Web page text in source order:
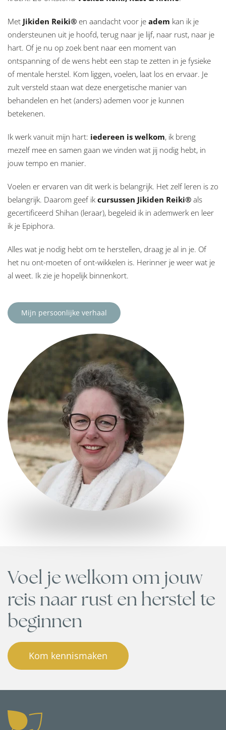
Met Jikiden Reiki® en aandacht voor je adem kan ik je
ondersteunen uit je hoofd, terug naar je lijf, naar rust, naar je
hart. Of je nu op zoek bent naar een moment van
ontspanning of de wens hebt een stap te zetten in je fysieke
of mentale herstel. Kom liggen, voelen, laat los en ervaar. Je
zult versteld staan wat deze energetische manier van
behandelen en het (anders) ademen voor je kunnen
betekenen.
Ik werk vanuit mijn hart: iedereen is welkom, ik breng
mezelf mee en samen gaan we vinden wat jij nodig hebt, in
jouw tempo en manier.
Voelen er ervaren van dit werk is belangrijk. Het zelf leren is zo
belangrijk. Daarom geef ik cursussen Jikiden Reiki® als
gecertificeerd Shihan (leraar), begeleid ik in ademwerk en leer
ik je Epiphora.
Alles wat je nodig hebt om te herstellen, draag je al in je. Of
het nu ont-moeten of ont-wikkelen is. Herinner je weer wat je
al weet. Ik zie je hopelijk binnenkort.
Mijn persoonlijke verhaal
Voel je welkom om jouw
reis naar rust en herstel te
beginnen
Kom kennismaken